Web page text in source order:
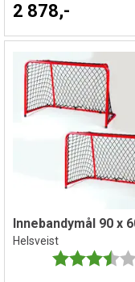
2 878,-
Helsveist
Karakter: